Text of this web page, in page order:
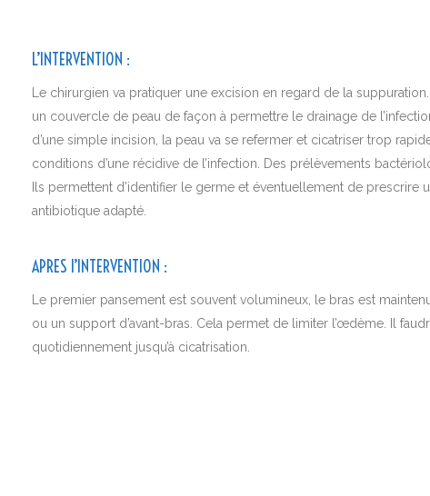
L’INTERVENTION :
Le chirurgien va pratiquer une excision en regard de la
un couvercle de peau de façon à permettre le drainage de
d’une simple incision, la peau va se refermer et cicatriser trop
conditions d’une récidive de l’infection. Des prélèvements
Ils permettent d’identifier le germe et éventuellement de prescrire
antibiotique adapté.
APRES l’INTERVENTION :
Le premier pansement est souvent volumineux, le bras est
ou un support d’avant-bras. Cela permet de limiter l’œdème. Il
quotidiennement jusqu’à cicatrisation.